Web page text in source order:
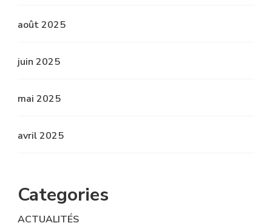
août 2025
juin 2025
mai 2025
avril 2025
Categories
ACTUALITÉS